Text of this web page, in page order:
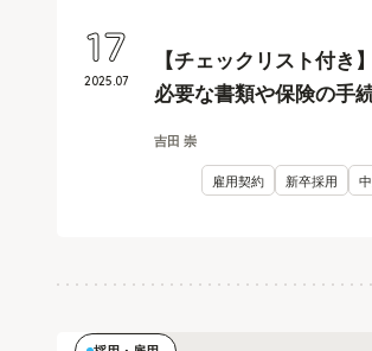
【チェックリスト付き
必要な書類や保険の手
吉田 崇
雇用契約 新卒採用
2025.07
17